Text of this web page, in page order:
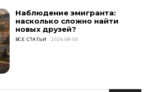
Наблюдение эмигранта:
насколько сложно найти
новых друзей?
ВСЕ СТАТЬИ 2026-08-05